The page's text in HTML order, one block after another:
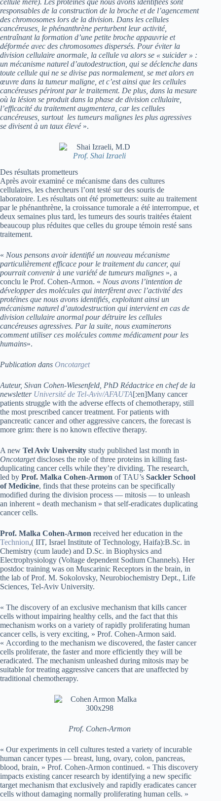
cellule mère). Les protéines que nous avons identifiées sont
responsables de la construction de la broche et de l’agencement
des chromosomes lors de la division. Dans les cellules
cancéreuses, le phénanthrène perturbent leur activité,
entraînant la formation d’une petite broche appauvrie et
déformée avec des chromosomes dispersés. Pour éviter la
division cellulaire anormale, la cellule va alors se « suicider » :
un mécanisme naturel d’autodestruction, qui se déclenche dans
toute cellule qui ne se divise pas normalement, se met alors en
œuvre dans la tumeur maligne, et c’est ainsi que les cellules
cancéreuses périront par le traitement. De plus, dans la mesure
où la lésion se produit dans la phase de division cellulaire,
l’efficacité du traitement augmentera, car les cellules
cancéreuses, surtout les tumeurs malignes les plus agressives
se divisent à un taux élevé».
Prof. Shai Izraeli
Des résultats prometteurs
Après avoir examiné ce mécanisme dans des cultures
cellulaires, les chercheurs l’ont testé sur des souris de
laboratoire. Les résultats ont été prometteurs: suite au traitement
par le phénanthrène, la croissance tumorale a été interrompue, et
deux semaines plus tard, les tumeurs des souris traitées étaient
beaucoup plus réduites que celles du groupe témoin resté sans
traitement.
« Nous pensons avoir identifié un nouveau mécanisme
particulièrement efficace pour le traitement du cancer, qui
pourrait convenir à une variété de tumeurs malignes », a
conclu le Prof. Cohen-Armon. « Nous avons l’intention de
développer des molécules qui interfèrent avec l’activité des
protéines que nous avons identifiés, exploitant ainsi un
mécanisme naturel d’autodestruction qui intervient en cas de
division cellulaire anormal pour détruire les cellules
cancéreuses agressives. Par la suite, nous examinerons
comment utiliser ces molécules comme médicament pour les
humains».
Publication dans Oncotarget
Auteur, Sivan Cohen-Wiesenfeld, PhD Rédactrice en chef de la
newsletter Université de Tel-Aviv/AFAUTA[:en]Many cancer
patients struggle with the adverse effects of chemotherapy, still
the most prescribed cancer treatment. For patients with
pancreatic cancer and other aggressive cancers, the forecast is
more grim: there is no known effective therapy.
A new Tel Aviv University study published last month in
Oncotargetdiscloses the role of three proteins in killing fast-
duplicating cancer cells while they’re dividing. The research,
led by Prof. Malka Cohen-Armon of TAU’s Sackler School
of Medicine, finds that these proteins can be specifically
modified during the division process — mitosis — to unleash
an inherent « death mechanism » that self-eradicates duplicating
cancer cells.
Prof. Malka Cohen-Armon received her education in the
Technion,( IIT, Israel Institute of Technology, Haifa):B.Sc. in
Chemistry (cum laude) and D.Sc. in Biophysics and
Electrophysiology (Voltage dependent Sodium Channels). Her
postdoc training was on Muscarinic Receptors in the brain, in
the lab of Prof. M. Sokolovsky, Neurobiochemistry Dept., Life
Sciences, Tel-Aviv University.
« The discovery of an exclusive mechanism that kills cancer
cells without impairing healthy cells, and the fact that this
mechanism works on a variety of rapidly proliferating human
cancer cells, is very exciting, » Prof. Cohen-Armon said.
« According to the mechanism we discovered, the faster cancer
cells proliferate, the faster and more efficiently they will be
eradicated. The mechanism unleashed during mitosis may be
suitable for treating aggressive cancers that are unaffected by
traditional chemotherapy.
Prof. Cohen-Armon
« Our experiments in cell cultures tested a variety of incurable
human cancer types — breast, lung, ovary, colon, pancreas,
blood, brain, » Prof. Cohen-Armon continued. « This discovery
impacts existing cancer research by identifying a new specific
target mechanism that exclusively and rapidly eradicates cancer
cells without damaging normally proliferating human cells. »